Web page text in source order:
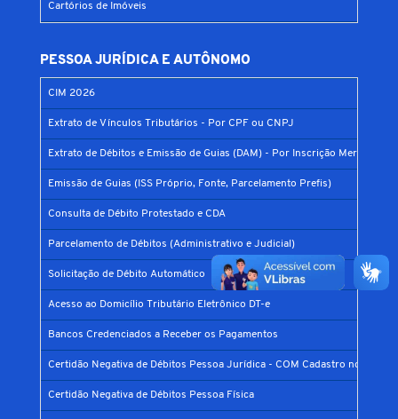
Cartórios de Imóveis
PESSOA JURÍDICA E AUTÔNOMO
CIM 2026
Extrato de Vínculos Tributários - Por CPF ou CNPJ
Extrato de Débitos e Emissão de Guias (DAM) - Por Inscrição Mercantil
Emissão de Guias (ISS Próprio, Fonte, Parcelamento Prefis)
Consulta de Débito Protestado e CDA
Parcelamento de Débitos (Administrativo e Judicial)
Solicitação de Débito Automático
Acesso ao Domicílio Tributário Eletrônico DT-e
Bancos Credenciados a Receber os Pagamentos
Certidão Negativa de Débitos Pessoa Jurídica - COM Cadastro no
Certidão Negativa de Débitos Pessoa Física